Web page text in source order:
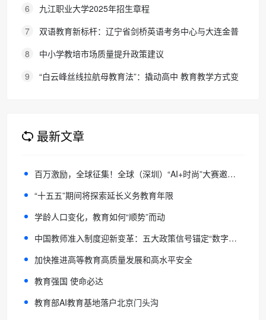
需求，协议保障助力考研梦想
6
九江职业大学2025年招生章程
7
双语教育新标杆：辽宁省剑桥英语考务中心与大连金普
新区华美双语学校签约剑桥英语体系教学示范学校
8
中小学教培市场质量提升政策建议
9
“白云峰丝线拉航母教育法”：撬动高中 教育教学方式变
最新文章
百万激励，全球征集！全球（深圳）“AI+时尚”大赛邀你参赛
“十五五”期间将探索延长义务教育年限
学龄人口变化，教育如何“顺势”而动
中国教师准入制度迎新变革：五大政策信号锚定“数字素养”为新的命题趋势
加快推进高等教育高质量发展和高水平安全
教育强国 使命必达
教育部AI教育基地落户北京门头沟